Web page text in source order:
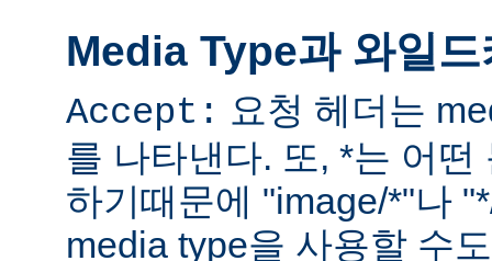
Media Type과 와일드
Accept: 요청 헤더는
를 나타낸다. 또, *는 어
하기때문에 "image/*"나
media type을 사용할 수